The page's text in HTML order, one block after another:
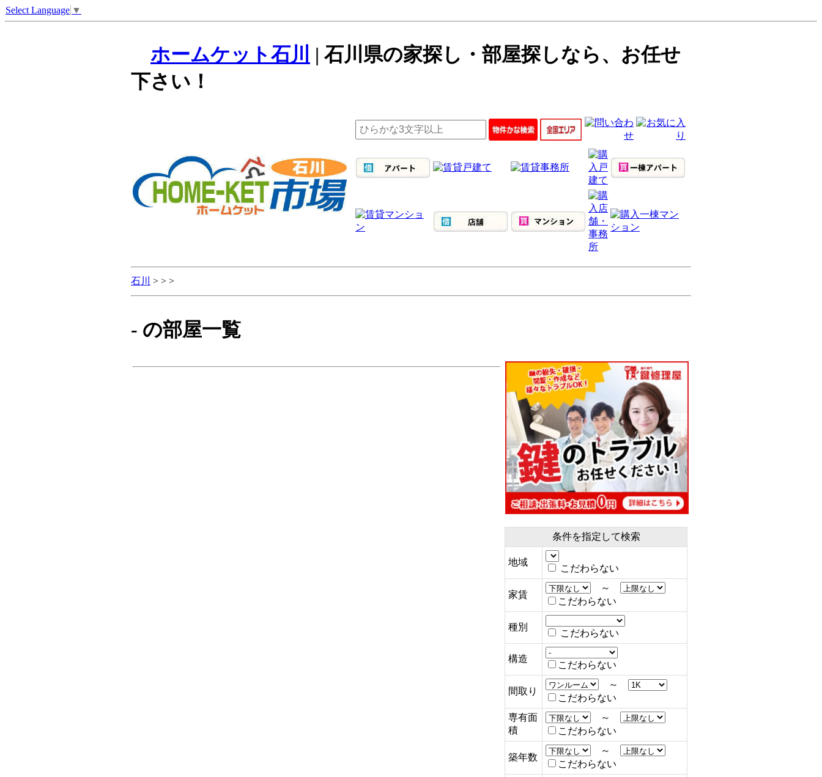
Select Language ▼
ホームケット石川
| 石川県の家探し・部屋探しなら、お任せ
下さい！
石川 > > >
- の部屋一覧
条件を指定して検索
地域
こだわらない
家賃
～
こだわらない
種別
こだわらない
構造
こだわらない
間取り
～
こだわらない
専有面
積
～
こだわらない
築年数
～
こだわらない